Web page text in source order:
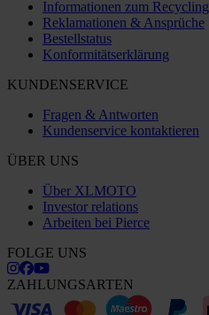
Informationen zum Recycling
Reklamationen & Ansprüche
Bestellstatus
Konformitätserklärung
KUNDENSERVICE
Fragen & Antworten
Kundenservice kontaktieren
ÜBER UNS
Über XLMOTO
Investor relations
Arbeiten bei Pierce
FOLGE UNS
ZAHLUNGSARTEN